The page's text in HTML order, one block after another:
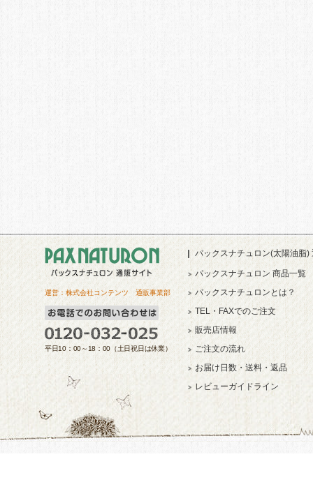
運営：株式会社コンテンツ 通販事業部
平日10：00～18：00（土日祝日は休業）
パックスナチュロン(太陽油脂)
パックスナチュロン 商品一覧
パックスナチュロンとは？
TEL・FAXでのご注文
販売店情報
ご注文の流れ
お届け日数・送料・返品
レビューガイドライン